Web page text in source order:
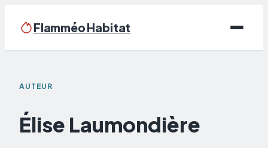
Flamméo Habitat
Bricolage
AUTEUR
Élise Laumondière